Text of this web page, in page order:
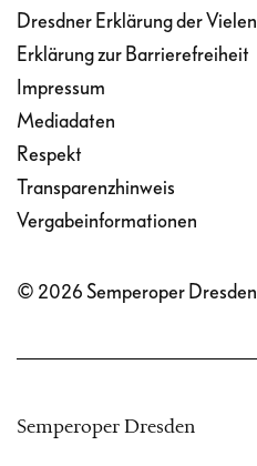
Dresdner Erklärung der Vielen
Erklärung zur Barrierefreiheit
Impressum
Mediadaten
Respekt
Transparenzhinweis
Vergabeinformationen
© 2026 Semperoper Dresden
Semperoper Dresden